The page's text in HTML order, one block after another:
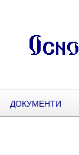
ДОКУМЕНТИ